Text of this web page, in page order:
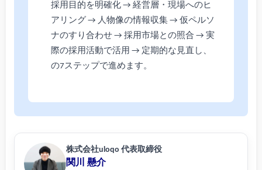
採用目的を明確化 → 経営層・現場へのヒ
アリング → 人物像の情報収集 → 仮ペルソ
ナのすり合わせ → 採用市場との照合 → 実
際の採用活動で活用 → 定期的な見直し、
の7ステップで進めます。
株式会社uloqo 代表取締役
関川 懸介